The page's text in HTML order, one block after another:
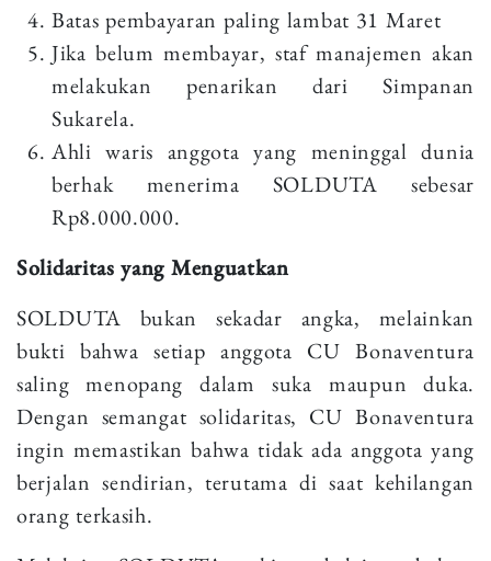
Batas pembayaran paling lambat 31 Maret
Jika belum membayar, staf manajemen akan
melakukan penarikan dari Simpanan
Sukarela.
Ahli waris anggota yang meninggal dunia
berhak menerima SOLDUTA sebesar
Rp8.000.000.
Solidaritas yang Menguatkan
SOLDUTA bukan sekadar angka, melainkan
bukti bahwa setiap anggota CU Bonaventura
saling menopang dalam suka maupun duka.
Dengan semangat solidaritas, CU Bonaventura
ingin memastikan bahwa tidak ada anggota yang
berjalan sendirian, terutama di saat kehilangan
orang terkasih.